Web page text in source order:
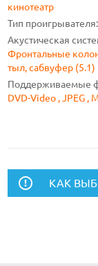
кинотеатр
Тип проигрывателя:
Акустическая
Фронтальные
тыл, сабвуфер (5.1)
Поддерживаемые
DVD-Video , JPEG ,
КАК